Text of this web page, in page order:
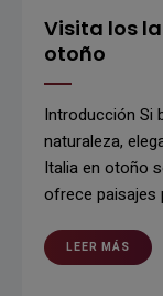
Visita los
otoño
Introducción Si
naturaleza,
Italia en otoño
ofrece
LEER MÁS